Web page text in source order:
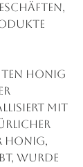
Honig
mit
Honig,
wurde